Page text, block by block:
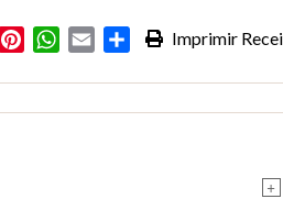
Imprimir
FacebookPinterestWhatsApp
Email Partilhar
+